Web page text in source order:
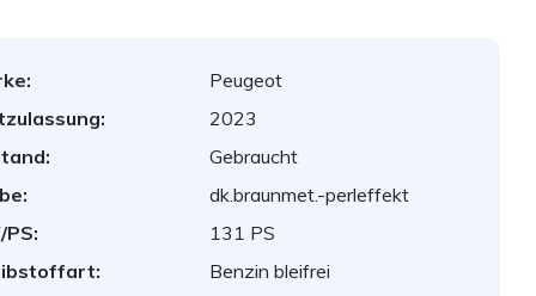
Peugeot
2023
Gebraucht
dk.braunmet.-perleffekt
PS:
131 PS
Benzin bleifrei